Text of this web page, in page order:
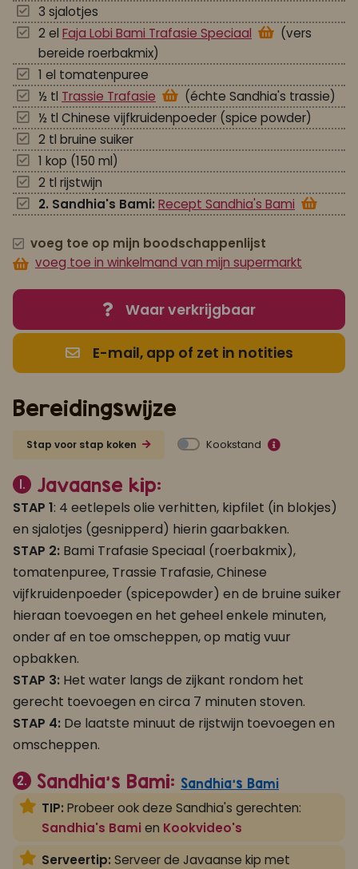
3 sjalotjes
2 el Faja Lobi Bami Trafasie Speciaal
(vers
bereide roerbakmix)
1 el tomatenpuree
½ tl Trassie Trafasie
(échte Sandhia's trassie)
½ tl Chinese vijfkruidenpoeder (spice powder)
2 tl bruine suiker
1 kop (150 ml)
2 tl rijstwijn
2. Sandhia's Bami: Recept Sandhia's Bami
voeg toe op mijn boodschappenlijst
voeg toe in winkelmand van mijn supermarkt
Waar verkrijgbaar
E-mail, app of zet in notities
Bereidingswijze
Stap voor stap koken Kookstand
1. Javaanse kip:
STAP 1: 4 eetlepels olie verhitten, kipfilet (in blokjes)
en sjalotjes (gesnipperd) hierin gaarbakken.
STAP 2: Bami Trafasie Speciaal (roerbakmix),
tomatenpuree, Trassie Trafasie, Chinese
vijfkruidenpoeder (spicepowder) en de bruine suiker
hieraan toevoegen en het geheel enkele minuten,
onder af en toe omscheppen, op matig vuur
opbakken.
STAP 3: Het water langs de zijkant rondom het
gerecht toevoegen en circa 7 minuten stoven.
STAP 4: De laatste minuut de rijstwijn toevoegen en
omscheppen.
2. Sandhia's Bami: Sandhia's Bami
TIP: Probeer ook deze Sandhia's gerechten:
Sandhia's Bami en Kookvideo's
Serveertip: Serveer de Javaanse kip met